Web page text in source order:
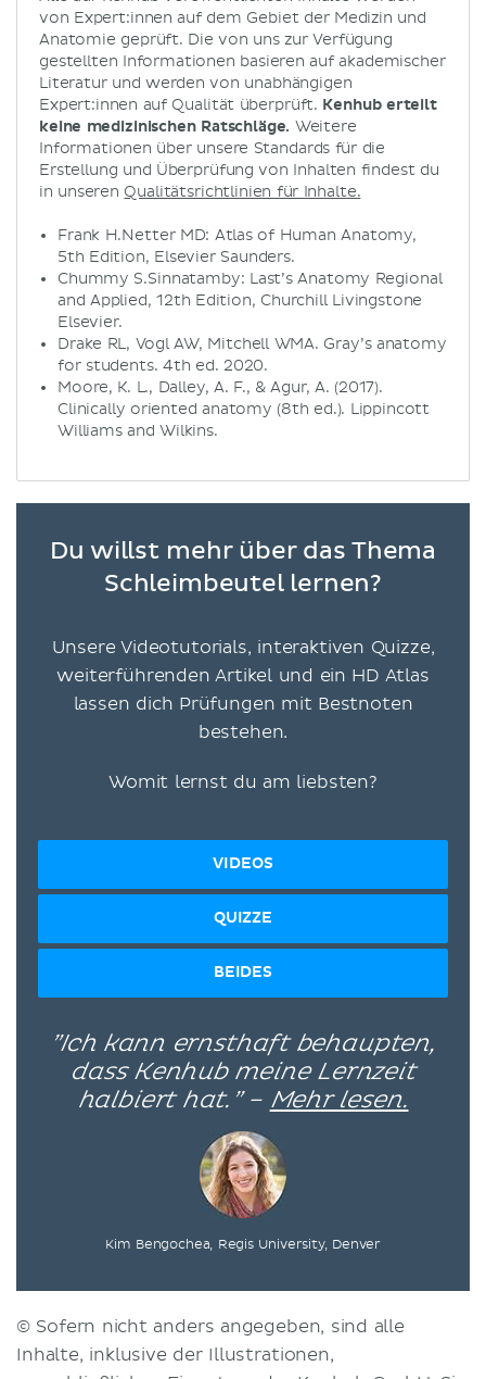
von Expert:innen auf dem Gebiet der Medizin und
Anatomie geprüft. Die von uns zur Verfügung
gestellten Informationen basieren auf akademischer
Literatur und werden von unabhängigen
Expert:innen auf Qualität überprüft. Kenhub erteilt
keine medizinischen Ratschläge. Weitere
Informationen über unsere Standards für die
Erstellung und Überprüfung von Inhalten findest du
in unseren Qualitätsrichtlinien für Inhalte.
Frank H.Netter MD: Atlas of Human Anatomy,
5th Edition, Elsevier Saunders.
Chummy S.Sinnatamby: Last’s Anatomy Regional
and Applied, 12th Edition, Churchill Livingstone
Elsevier.
Drake RL, Vogl AW, Mitchell WMA. Gray’s anatomy
for students. 4th ed. 2020.
Moore, K. L., Dalley, A. F., & Agur, A. (2017).
Clinically oriented anatomy (8th ed.). Lippincott
Williams and Wilkins.
Du willst mehr über das Thema
Schleimbeutel lernen?
Unsere Videotutorials, interaktiven Quizze,
weiterführenden Artikel und ein HD Atlas
lassen dich Prüfungen mit Bestnoten
bestehen.
Womit lernst du am liebsten?
VIDEOS
QUIZZE
BEIDES
”Ich kann ernsthaft behaupten,
dass Kenhub meine Lernzeit
halbiert hat.” – Mehr lesen.
Kim Bengochea, Regis University, Denver
© Sofern nicht anders angegeben, sind alle
Inhalte, inklusive der Illustrationen,